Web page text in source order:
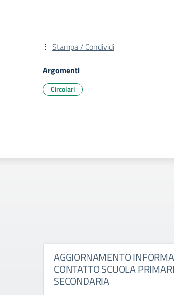
Stampa / Condividi
Argomenti
Circolari
AGGIORNAMENTO
CONTATTO SCUOLA
SECONDARIA